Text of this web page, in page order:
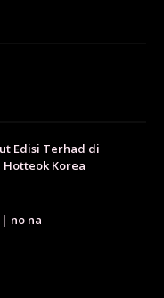
Edisi Terhad di
Hotteok Korea
no na